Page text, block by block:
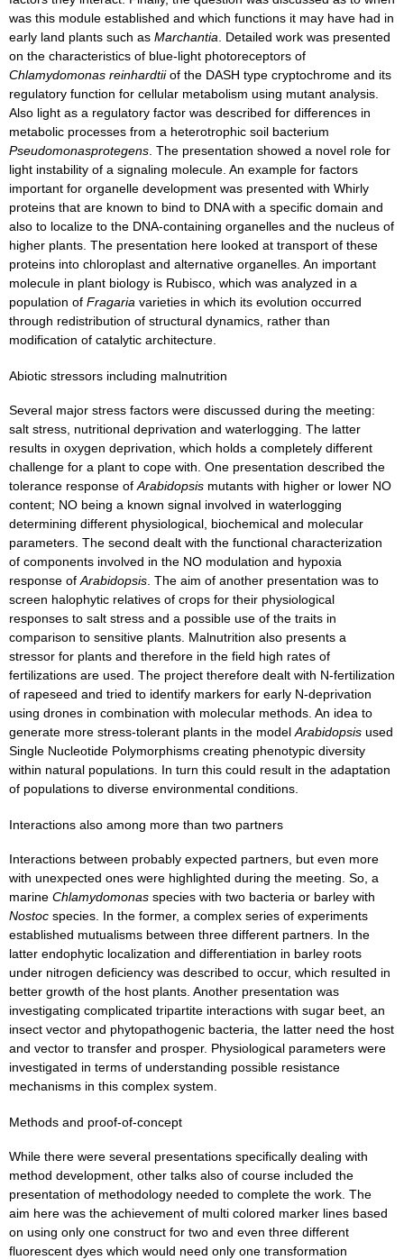
was this module established and which functions it may have had in
early land plants such as Marchantia. Detailed work was presented
on the characteristics of blue-light photoreceptors of
Chlamydomonas reinhardtiiof the DASH type cryptochrome and its
regulatory function for cellular metabolism using mutant analysis.
Also light as a regulatory factor was described for differences in
metabolic processes from a heterotrophic soil bacterium
Pseudomonasprotegens. The presentation showed a novel role for
light instability of a signaling molecule. An example for factors
important for organelle development was presented with Whirly
proteins that are known to bind to DNA with a specific domain and
also to localize to the DNA-containing organelles and the nucleus of
higher plants. The presentation here looked at transport of these
proteins into chloroplast and alternative organelles. An important
molecule in plant biology is Rubisco, which was analyzed in a
population of Fragaria varieties in which its evolution occurred
through redistribution of structural dynamics, rather than
modification of catalytic architecture.
Abiotic stressors including malnutrition
Several major stress factors were discussed during the meeting:
salt stress, nutritional deprivation and waterlogging. The latter
results in oxygen deprivation, which holds a completely different
challenge for a plant to cope with. One presentation described the
tolerance response ofArabidopsis mutants with higher or lower NO
content; NO being a known signal involved in waterlogging
determining different physiological, biochemical and molecular
parameters. The second dealt with the functional characterization
of components involved in the NO modulation and hypoxia
response ofArabidopsis. The aim of another presentation was to
screen halophytic relatives of crops for their physiological
responses to salt stress and a possible use of the traits in
comparison to sensitive plants. Malnutrition also presents a
stressor for plants and therefore in the field high rates of
fertilizations are used. The project therefore dealt with N-fertilization
of rapeseed and tried to identify markers for early N-deprivation
using drones in combination with molecular methods. An idea to
generate more stress-tolerant plants in the modelArabidopsis used
Single Nucleotide Polymorphisms creating phenotypic diversity
within natural populations. In turn this could result in the adaptation
of populations to diverse environmental conditions.
Interactions also among more than two partners
Interactions between probably expected partners, but even more
with unexpected ones were highlighted during the meeting. So, a
marine Chlamydomonas species with two bacteria or barley with
Nostoc species. In the former, a complex series of experiments
established mutualisms between three different partners. In the
latter endophytic localization and differentiation in barley roots
under nitrogen deficiency was described to occur, which resulted in
better growth of the host plants. Another presentation was
investigating complicated tripartite interactions with sugar beet, an
insect vector and phytopathogenic bacteria, the latter need the host
and vector to transfer and prosper. Physiological parameters were
investigated in terms of understanding possible resistance
mechanisms in this complex system.
Methods and proof-of-concept
While there were several presentations specifically dealing with
method development, other talks also of course included the
presentation of methodology needed to complete the work. The
aim here was the achievement of multi colored marker lines based
on using only one construct for two and even three different
fluorescent dyes which would need only one transformation